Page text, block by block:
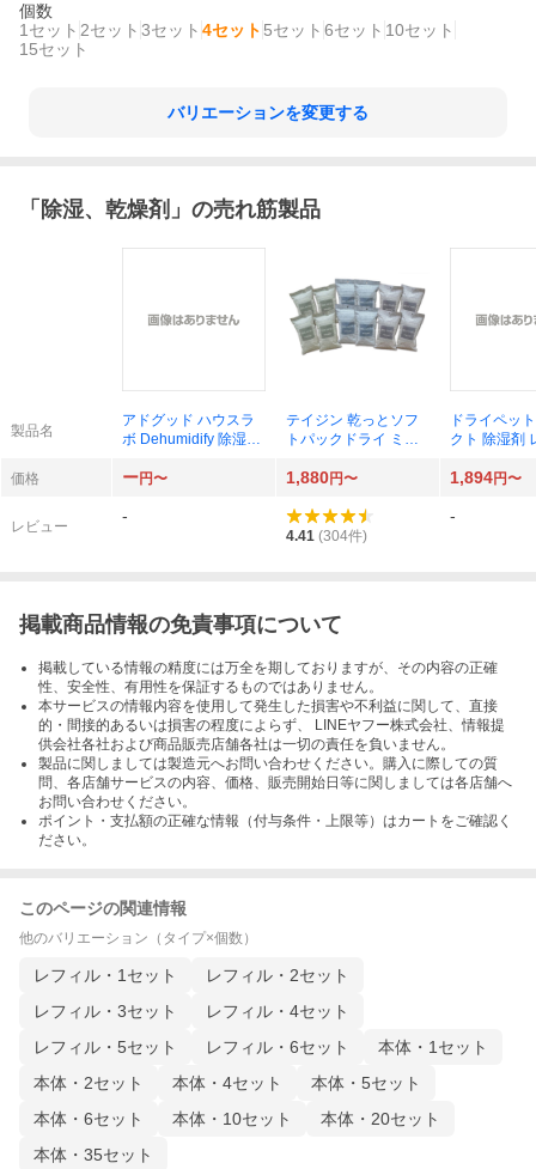
個数
1セット 2セット 3セット 4セット 5セット 6セット 10セット
15セット
バリエーションを変更する
「 除湿、乾燥剤 」の売れ筋製品
製品名
アドグッド ハウスラ
ボ Dehumidify 除湿剤
ク×3セット
テイジン 乾っとソフ
トパックドライ ミニ
る ベルオアシス 12個
ドライペッ
クト 除湿剤
価格
ー円〜 1,880円〜 1,894円〜
レビュー
-
4.41 (304件)
-
掲載商品情報の免責事項について
掲載している情報の精度には万全を期しておりますが、その内容の正確
性、安全性、有用性を保証するものではありません。
本サービスの情報内容を使用して発生した損害や不利益に関して、直接
的・間接的あるいは損害の程度によらず、 LINEヤフー株式会社、情報提
供会社各社および商品販売店舗各社は一切の責任を負いません。
製品に関しましては製造元へお問い合わせください。購入に際しての質
問、各店舗サービスの内容、価格、販売開始日等に関しましては各店舗へ
お問い合わせください。
ポイント・支払額の正確な情報（付与条件・上限等）はカートをご確認く
ださい。
このページの関連情報
他のバリエーション（タイプ×個数）
レフィル・1セット
レフィル・2セット
レフィル・3セット
レフィル・4セット
レフィル・5セット
レフィル・6セット
本体・1セット
本体・2セット
本体・4セット
本体・5セット
本体・6セット
本体・10セット
本体・20セット
本体・35セット